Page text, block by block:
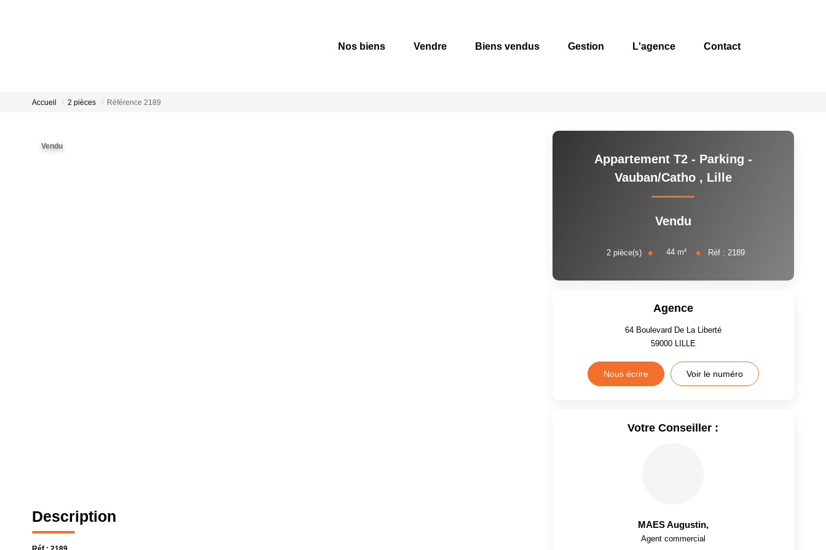
Nos biens Vendre Biens vendus Gestion L'agence Contact
Accueil 2 pièces Référence 2189
Vendu
Description
Appartement T2 - Parking -
Vauban/Catho , Lille
Vendu
2 pièce(s) 44 m² Réf : 2189
Agence
64 Boulevard De La Liberté
59000 LILLE
Nous écrire Voir le numéro
Votre Conseiller :
MAES Augustin,
Agent commercial